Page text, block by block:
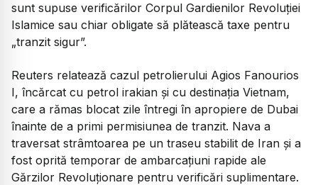
sunt supuse verificărilor Corpul Gardienilor Revoluției
Islamice sau chiar obligate să plătească taxe pentru
„tranzit sigur”.
Reuters relatează cazul petrolierului Agios Fanourios
I, încărcat cu petrol irakian și cu destinația Vietnam,
care a rămas blocat zile întregi în apropiere de Dubai
înainte de a primi permisiunea de tranzit. Nava a
traversat strâmtoarea pe un traseu stabilit de Iran și a
fost oprită temporar de ambarcațiuni rapide ale
Gărzilor Revoluționare pentru verificări suplimentare.